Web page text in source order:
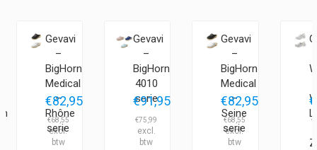
Gevavi
–
BigHorn
Medical
–
Rhône
serie
€82,95
€68,55
Gevavi
–
BigHorn
4010
serie
€91,95
€75,99
Gevavi
–
BigHorn
Medical
–
Seine
serie
€82,95
€68,55
€
€